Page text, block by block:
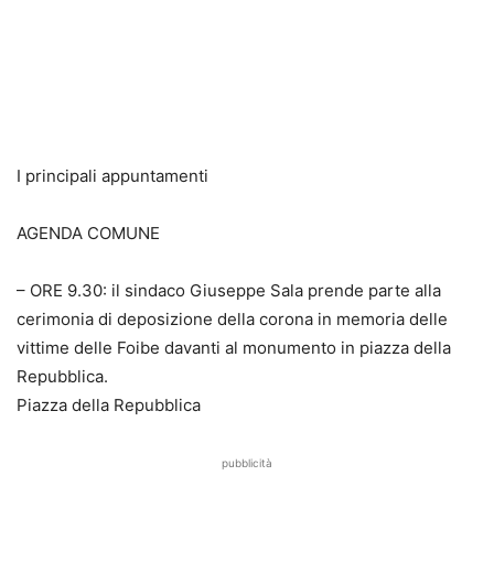
I principali appuntamenti
AGENDA COMUNE
– ORE 9.30: il sindaco Giuseppe Sala prende parte alla
cerimonia di deposizione della corona in memoria delle
vittime delle Foibe davanti al monumento in piazza della
Repubblica.
Piazza della Repubblica
pubblicità